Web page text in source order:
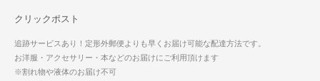
クリックポスト
追跡サービスあり！定形外郵便よりも早くお届け可能な配達方法です。
お洋服・アクセサリー・本などのお届けにご利用頂けます
※割れ物や液体のお届け不可